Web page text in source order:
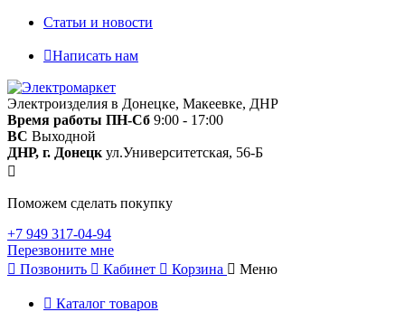
Статьи и новости
Написать нам
Электроизделия в Донецке, Макеевке, ДНР
Время работы ПН-Сб 9:00 - 17:00
ВС Выходной
ДНР, г. Донецк ул.Университетская, 56-Б
Поможем сделать покупку
+7 949 317-04-94
Перезвоните мне
Позвонить
Кабинет Корзина Меню
Каталог товаров